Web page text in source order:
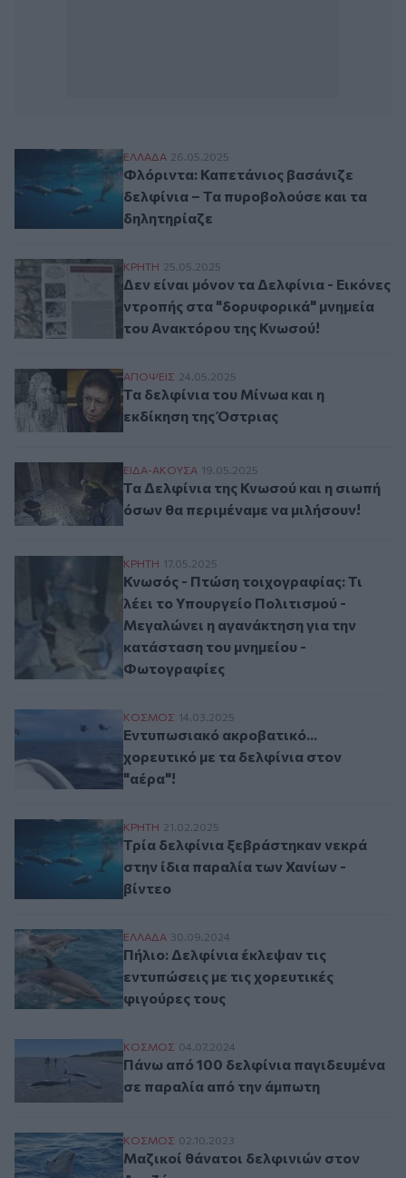
Φλόριντα: Καπετάνιος βασάνιζε
ΕΛΛAΔΑ 26.05.2025
Φλόριντα: Καπετάνιος βασάνιζε
δελφίνια – Τα πυροβολούσε και τα
δηλητηρίαζε
Δεν είναι μόνον τα Δελφίνια - Εικόνες
ΚΡΗΤΗ 25.05.2025
Δεν είναι μόνον τα Δελφίνια - Εικόνες
ντροπής στα "δορυφορικά" μνημεία
του Ανακτόρου της Κνωσού!
Τα δελφίνια του Μίνωα και η εκδίκηση
ΑΠΟΨΕΙΣ 24.05.2025
Τα δελφίνια του Μίνωα και η
εκδίκηση της Όστριας
Τα Δελφίνια της Κνωσού και η σιωπή
ΕΙΔΑ-ΑΚΟΥΣΑ 19.05.2025
Τα Δελφίνια της Κνωσού και η σιωπή
όσων θα περιμέναμε να μιλήσουν!
Κνωσός - Πτώση τοιχογραφίας: Τι λέει
ΚΡΗΤΗ 17.05.2025
Κνωσός - Πτώση τοιχογραφίας: Τι
λέει το Υπουργείο Πολιτισμού -
Μεγαλώνει η αγανάκτηση για την
κατάσταση του μνημείου -
Φωτογραφίες
Εντυπωσιακό ακροβατικό... χορευτικό με
ΚΟΣΜΟΣ 14.03.2025
Εντυπωσιακό ακροβατικό...
χορευτικό με τα δελφίνια στον
"αέρα"!
Τρία δελφίνια ξεβράστηκαν νεκρά στην
ΚΡΗΤΗ 21.02.2025
Τρία δελφίνια ξεβράστηκαν νεκρά
στην ίδια παραλία των Χανίων -
βίντεο
Πήλιο: Δελφίνια έκλεψαν τις εντυπώσεις
ΕΛΛAΔΑ 30.09.2024
Πήλιο: Δελφίνια έκλεψαν τις
εντυπώσεις με τις χορευτικές
φιγούρες τους
Πάνω από 100 δελφίνια παγιδευμένα σε
ΚΟΣΜΟΣ 04.07.2024
Πάνω από 100 δελφίνια παγιδευμένα
σε παραλία από την άμπωτη
Μαζικοί θάνατοι δελφινιών στον
ΚΟΣΜΟΣ 02.10.2023
Μαζικοί θάνατοι δελφινιών στον